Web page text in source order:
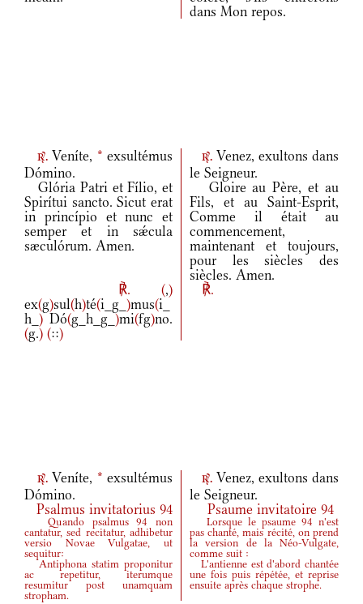
dans Mon repos.
r. Veníte, * exsultémus
Dómino.
r. Venez, exultons dans
le Seigneur.
Glória Patri et Fílio, et
Spirítui sancto. Sicut erat
in princípio et nunc et
semper et in sǽcula
sæculórum. Amen.
Gloire au Père, et au
Fils, et au Saint-Esprit,
Comme il était au
commencement,
maintenant et toujours,
pour les siècles des
siècles. Amen.
℟.
(,)
ex(g)sul(h)té(i_g_ )mus(i_
h_ ) Dó(g_h_g_ )mi(fg)no.
(g.) (::)
℟.
r. Veníte, * exsultémus
Dómino.
r. Venez, exultons dans
le Seigneur.
Psalmus invitatorius 94
Psaume invitatoire 94
Quando psalmus 94 non
cantatur, sed recitatur, adhibetur
versio Novae Vulgatae, ut
sequitur:
Lorsque le psaume 94 n'est
pas chanté, mais récité, on prend
la version de la Néo-Vulgate,
comme suit :
Antiphona statim proponitur
ac repetitur, iterumque
resumitur post unamquam
stropham.
L'antienne est d'abord chantée
une fois puis répétée, et reprise
ensuite après chaque strophe.